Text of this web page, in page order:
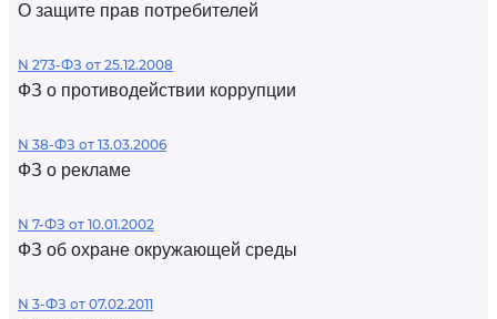
О защите прав потребителей
N 273-ФЗ от 25.12.2008
ФЗ о противодействии коррупции
N 38-ФЗ от 13.03.2006
ФЗ о рекламе
N 7-ФЗ от 10.01.2002
ФЗ об охране окружающей среды
N 3-ФЗ от 07.02.2011